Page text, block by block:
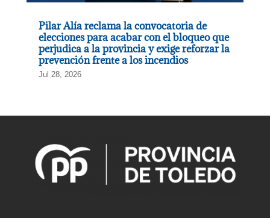
Pilar Alía reclama la convocatoria de
elecciones para acabar con el bloqueo que
perjudica a la provincia y exige reforzar la
prevención frente a los incendios
Jul 28, 2026